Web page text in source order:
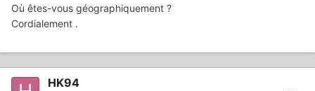
Où êtes-vous géographiquement ?
Cordialement .
HK94